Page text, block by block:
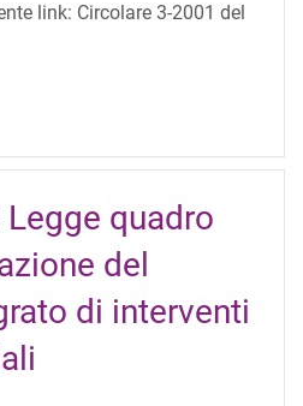
link: Circolare 3-2001 del
quadro
del
di interventi